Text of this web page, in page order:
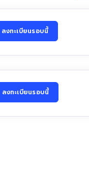
ลงทะเบียนรอบนี้
ลงทะเบียนรอบนี้